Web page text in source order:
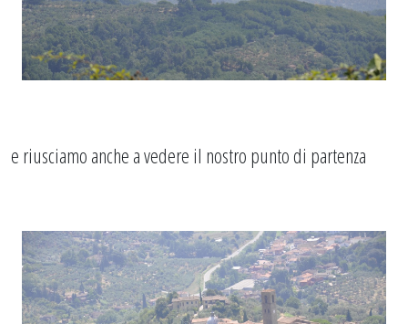
e riusciamo anche a vedere il nostro punto di partenza